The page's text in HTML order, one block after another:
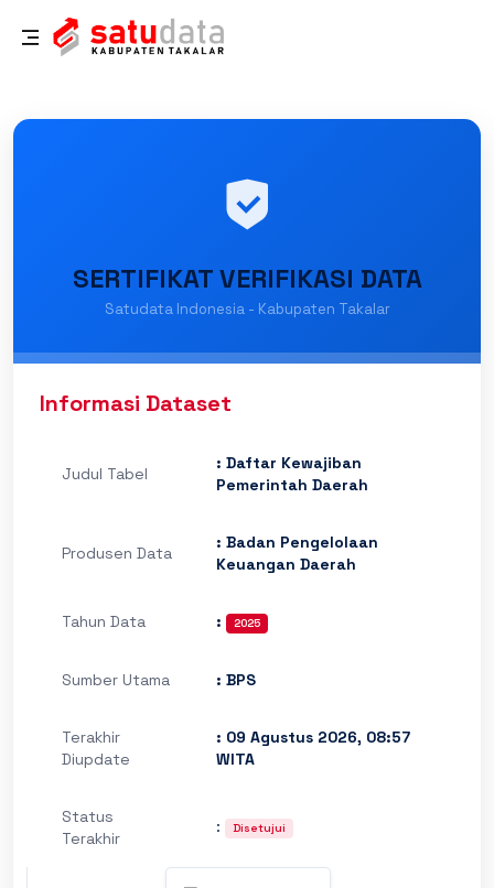
SERTIFIKAT VERIFIKASI DATA
Satudata Indonesia - Kabupaten Takalar
Informasi Dataset
Judul Tabel
: Daftar Kewajiban
Pemerintah Daerah
Produsen Data
: Badan Pengelolaan
Keuangan Daerah
Tahun Data : 2025
Sumber Utama : BPS
Terakhir
Diupdate
: 09 Agustus 2026, 08:57
WITA
Status
Terakhir
: Disetujui